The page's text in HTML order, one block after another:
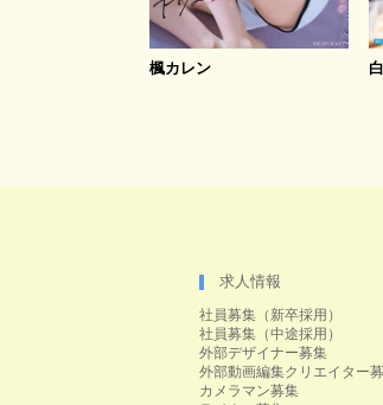
楓カレン
求人情報
社員募集（新卒採用）
社員募集（中途採用）
外部デザイナー募集
外部動画編集クリエイター
カメラマン募集